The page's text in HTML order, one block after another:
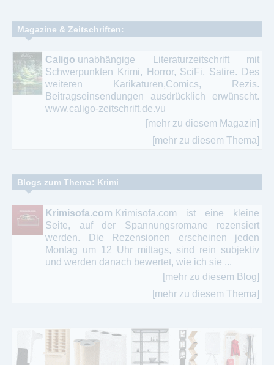
Magazine & Zeitschriften:
Caligo unabhängige Literaturzeitschrift mit
Schwerpunkten Krimi, Horror, SciFi, Satire. Des
weiteren Karikaturen,Comics, Rezis.
Beitragseinsendungen ausdrücklich erwünscht.
www.caligo-zeitschrift.de.vu
[mehr zu diesem Magazin]
[mehr zu diesem Thema]
Blogs zum Thema: Krimi
Krimisofa.com Krimisofa.com ist eine kleine
Seite, auf der Spannungsromane rezensiert
werden. Die Rezensionen erscheinen jeden
Montag um 12 Uhr mittags, sind rein subjektiv
und werden danach bewertet, wie ich sie ...
[mehr zu diesem Blog]
[mehr zu diesem Thema]